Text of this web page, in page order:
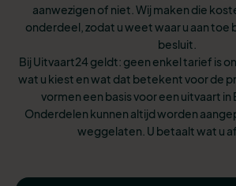
aanwezigen of niet. Wij maken die
onderdeel, zodat u weet waar u aan toe
besluit.
Bij Uitvaart24 geldt: geen enkel tarief is
wat u kiest en wat dat betekent voor de
vormen een basis voor een uitvaart in
Onderdelen kunnen altijd worden
weggelaten. U betaalt wat u